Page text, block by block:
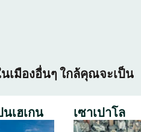
เมืองอื่นๆ ใกล้คุณจะเป็น
นเฮเกน เซาเปาโล